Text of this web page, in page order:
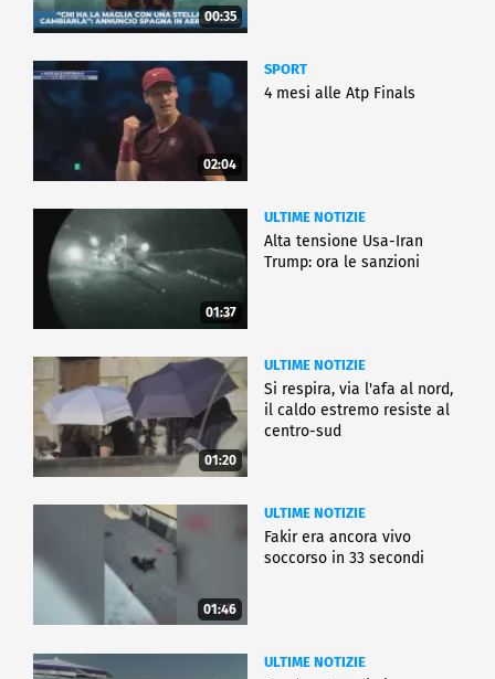
00:35
02:04
SPORT
4 mesi alle Atp Finals
01:37
ULTIME NOTIZIE
Alta tensione Usa-Iran
Trump: ora le sanzioni
01:20
ULTIME NOTIZIE
Si respira, via l'afa al nord,
il caldo estremo resiste al
centro-sud
01:46
ULTIME NOTIZIE
Fakir era ancora vivo
soccorso in 33 secondi
ULTIME NOTIZIE